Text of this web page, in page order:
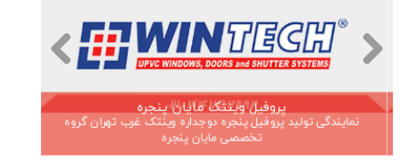
پروفیل رئال وین
نمایندگی تولید پروفیل درب و پنجره رئال وین غرب تهران گروه
تخصصی مایان پنجره